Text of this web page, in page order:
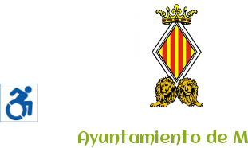
Ayuntamiento de